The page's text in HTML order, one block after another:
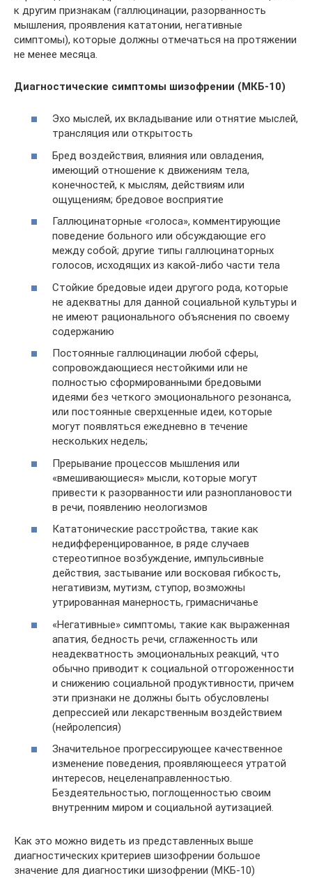
к другим признакам (галлюцинации, разорванность
мышления, проявления кататонии, негативные
симптомы), которые должны отмечаться на протяжении
не менее месяца.
Диагностические симптомы шизофрении (МКБ-10)
Эхо мыслей, их вкладывание или отнятие мыслей,
трансляция или открытость
Бред воздействия, влияния или овладения,
имеющий отношение к движениям тела,
конечностей, к мыслям, действиям или
ощущениям; бредовое восприятие
Галлюцинаторные «голоса», комментирующие
поведение больного или обсуждающие его
между собой; другие типы галлюцинаторных
голосов, исходящих из какой-либо части тела
Стойкие бредовые идеи другого рода, которые
не адекватны для данной социальной культуры и
не имеют рационального объяснения по своему
содержанию
Постоянные галлюцинации любой сферы,
сопровождающиеся нестойкими или не
полностью сформированными бредовыми
идеями без четкого эмоционального резонанса,
или постоянные сверхценные идеи, которые
могут появляться ежедневно в течение
нескольких недель;
Прерывание процессов мышления или
«вмешивающиеся» мысли, которые могут
привести к разорванности или разноплановости
в речи, появлению неологизмов
Кататонические расстройства, такие как
недифференцированное, в ряде случаев
стереотипное возбуждение, импульсивные
действия, застывание или восковая гибкость,
негативизм, мутизм, ступор, возможны
утрированная манерность, гримасничанье
«Негативные» симптомы, такие как выраженная
апатия, бедность речи, сглаженность или
неадекватность эмоциональных реакций, что
обычно приводит к социальной отгороженности
и снижению социальной продуктивности, причем
эти признаки не должны быть обусловлены
депрессией или лекарственным воздействием
(нейролепсия)
Значительное прогрессирующее качественное
изменение поведения, проявляющееся утратой
интересов, нецеленаправленностью.
Бездеятельностью, поглощенностью своим
внутренним миром и социальной аутизацией.
Как это можно видеть из представленных выше
диагностических критериев шизофрении большое
значение для диагностики шизофрении (МКБ-10)